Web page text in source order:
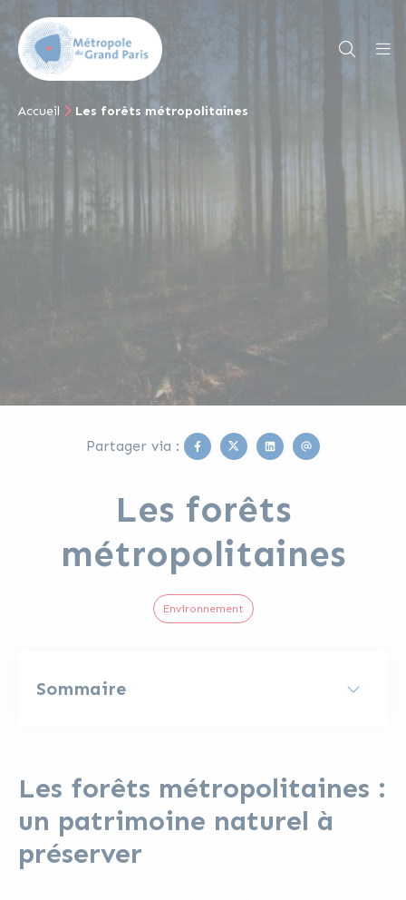
Accueil Les forêts métropolitaines
Partager via : Facebook
TwitterLinkedinEmail
Les forêts
métropolitaines
Environnement
Sommaire
Les forêts métropolitaines :
un patrimoine naturel à
préserver